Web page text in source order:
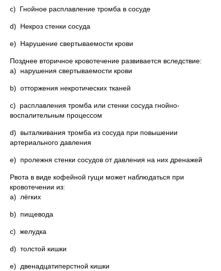
c) Гнойное расплавление тромба в сосуде
d) Некроз стенки сосуда
e) Нарушение свертываемости крови
Позднее вторичное кровотечение развивается вслед­ствие:
a) нарушения свертываемости крови
b) отторжения некротических тканей
c) расплавления тромба или стенки сосуда гной­но-
воспалительным процессом
d) выталкивания тромба из сосуда при повышении
артериального давления
e) пролежня стенки сосудов от давления на них дренажей
Рвота в виде кофейной гущи может наблюдаться при
кровотечении из:
a) лёгких
b) пищевода
c) желудка
d) толстой кишки
e) двенадцатиперстной кишки